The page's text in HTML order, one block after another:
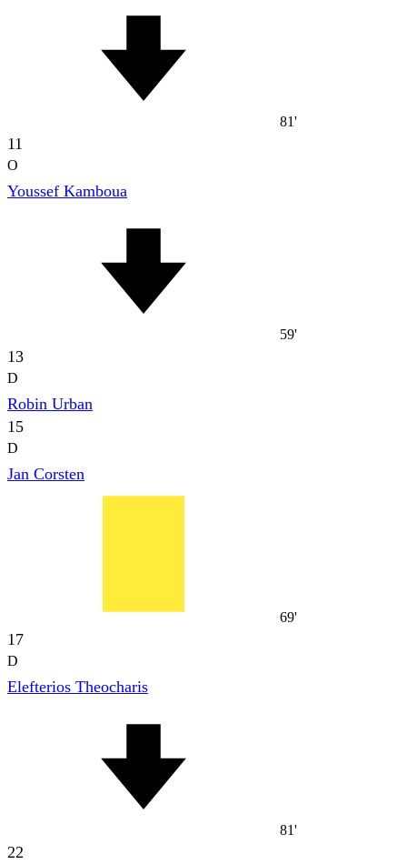
81'
11
O
Youssef Kamboua
59'
13
D
Robin Urban
15
D
Jan Corsten
69'
17
D
Elefterios Theocharis
81'
22